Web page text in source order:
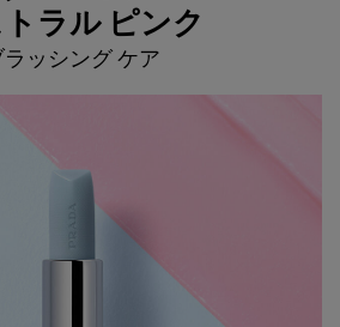
ラル ピンク
ラッシング ケア